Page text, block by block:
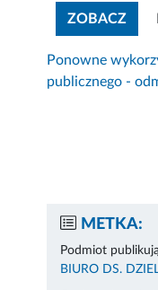
ZOBACZ
Ponowne
publicznego -
METKA:
Podmiot
BIURO DS.